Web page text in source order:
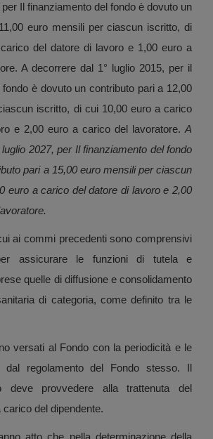
per Il finanziamento del fondo è dovuto un
euro mensili per ciascun iscritto, di
del datore di lavoro e 1,00 euro a
A decorrere dal 1° luglio 2015, per il
è dovuto un contributo pari a 12,00
iscritto, di cui 10,00 euro a carico
e 2,00 euro a carico del lavoratore. A
luglio 2027, per Il finanziamento del fondo
pari a 15,00 euro mensili per ciascun
euro a carico del datore di lavoro e 2,00
ai commi precedenti sono comprensivi
assicurare le funzioni di tutela e
quelle di diffusione e consolidamento
di categoria, come definito tra le
versati al Fondo con la periodicità e le
dal regolamento del Fondo stesso. Il
deve provvedere alla trattenuta del
del dipendente.